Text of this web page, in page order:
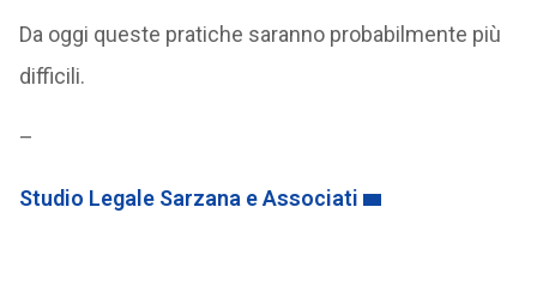
Da oggi queste pratiche saranno probabilmente più
difficili.
–
Studio Legale Sarzana e Associati